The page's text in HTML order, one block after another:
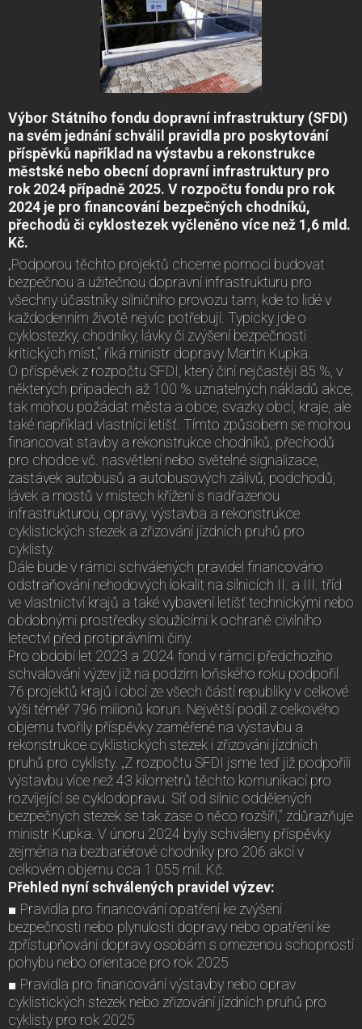
Výbor Státního fondu dopravní infrastruktury (SFDI)
na svém jednání schválil pravidla pro poskytování
příspěvků například na výstavbu a rekonstrukce
městské nebo obecní dopravní infrastruktury pro
rok 2024 případně 2025. V rozpočtu fondu pro rok
2024 je pro financování bezpečných chodníků,
přechodů či cyklostezek vyčleněno více než 1,6 mld.
Kč.
„Podporou těchto projektů chceme pomoci budovat
bezpečnou a užitečnou dopravní infrastrukturu pro
všechny účastníky silničního provozu tam, kde to lidé v
každodenním životě nejvíc potřebují. Typicky jde o
cyklostezky, chodníky, lávky či zvýšení bezpečnosti
kritických míst,“ říká ministr dopravy Martin Kupka.
O příspěvek z rozpočtu SFDI, který činí nejčastěji 85 %, v
některých případech až 100 % uznatelných nákladů akce,
tak mohou požádat města a obce, svazky obcí, kraje, ale
také například vlastníci letišť. Tímto způsobem se mohou
financovat stavby a rekonstrukce chodníků, přechodů
pro chodce vč. nasvětlení nebo světelné signalizace,
zastávek autobusů a autobusových zálivů, podchodů,
lávek a mostů v místech křížení s nadřazenou
infrastrukturou, opravy, výstavba a rekonstrukce
cyklistických stezek a zřizování jízdních pruhů pro
cyklisty.
Dále bude v rámci schválených pravidel financováno
odstraňování nehodových lokalit na silnicích II. a III. tříd
ve vlastnictví krajů a také vybavení letišť technickými nebo
obdobnými prostředky sloužícími k ochraně civilního
letectví před protiprávními činy.
Pro období let 2023 a 2024 fond v rámci předchozího
schvalování výzev již na podzim loňského roku podpořil
76 projektů krajů i obcí ze všech částí republiky v celkové
výši téměř 796 milionů korun. Největší podíl z celkového
objemu tvořily příspěvky zaměřené na výstavbu a
rekonstrukce cyklistických stezek i zřizování jízdních
pruhů pro cyklisty. „Z rozpočtu SFDI jsme teď již podpořili
výstavbu více než 43 kilometrů těchto komunikací pro
rozvíjející se cyklodopravu. Síť od silnic oddělených
bezpečných stezek se tak zase o něco rozšíří,“ zdůrazňuje
ministr Kupka. V únoru 2024 byly schváleny příspěvky
zejména na bezbariérové chodníky pro 206 akcí v
celkovém objemu cca 1 055 mil. Kč.
Přehled nyní schválených pravidel výzev:
■ Pravidla pro financování opatření ke zvýšení
bezpečnosti nebo plynulosti dopravy nebo opatření ke
zpřístupňování dopravy osobám s omezenou schopností
pohybu nebo orientace pro rok 2025
■ Pravidla pro financování výstavby nebo oprav
cyklistických stezek nebo zřizování jízdních pruhů pro
cyklisty pro rok 2025